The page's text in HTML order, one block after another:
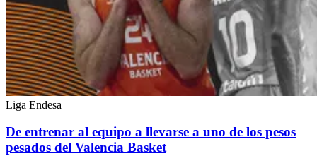
Liga Endesa
De entrenar al equipo a llevarse a uno de los pesos
pesados del Valencia Basket